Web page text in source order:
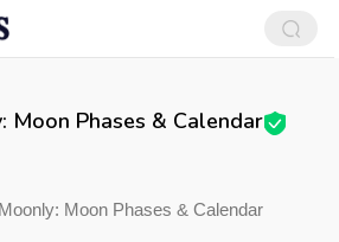
Moon Phases & Calendar
Moonly: Moon Phases & Calendar